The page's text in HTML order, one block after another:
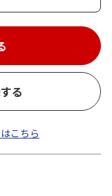
る
こちら